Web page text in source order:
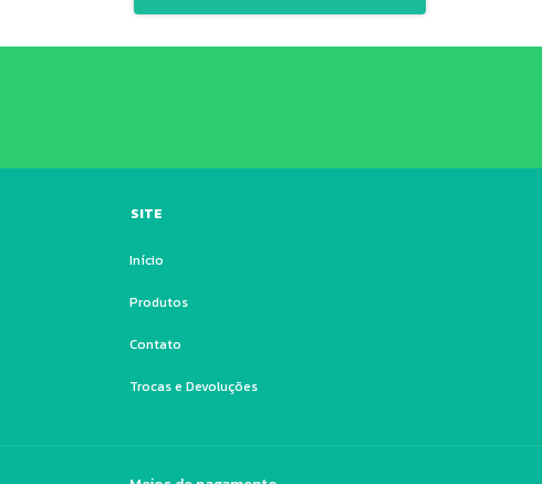
SITE
Início
Produtos
Contato
Trocas e Devoluções